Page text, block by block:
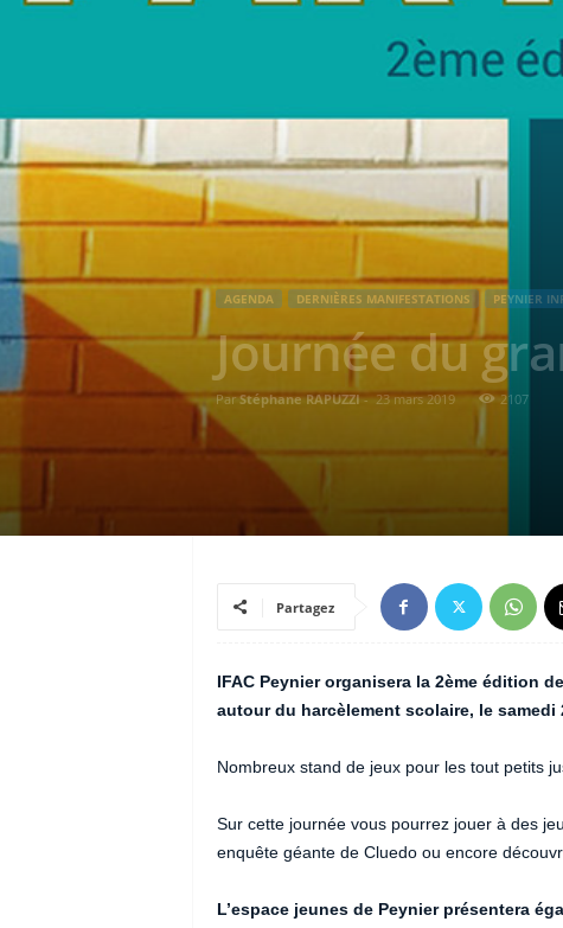
AGENDA DERNIÈRES MANIFESTATIONS PEYNIER
Journée du
Par Stéphane RAPUZZI- 23 mars 2019 2107
Partagez
IFAC Peynier organisera la 2ème édition
autour du harcèlement scolaire, le samedi
Nombreux stand de jeux pour les tout petits
Sur cette journée vous pourrez jouer à des
enquête géante de Cluedo ou encore
L’espace jeunes de Peynier présentera